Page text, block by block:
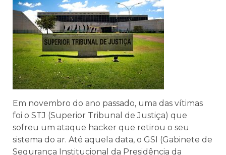
Em novembro do ano passado, uma das vítimas
foi o STJ (Superior Tribunal de Justiça) que
sofreu um ataque hacker que retirou o seu
sistema do ar. Até aquela data, o GSI (Gabinete de
Segurança Institucional da Presidência da